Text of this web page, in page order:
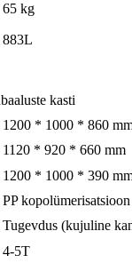
65 kg
883L
kasti
1200 * 1000 * 860
1120 * 920 * 660 mm
1200 * 1000 * 390
PP kopolümerisatsioon
Tugevdus (kujuline
4-5T